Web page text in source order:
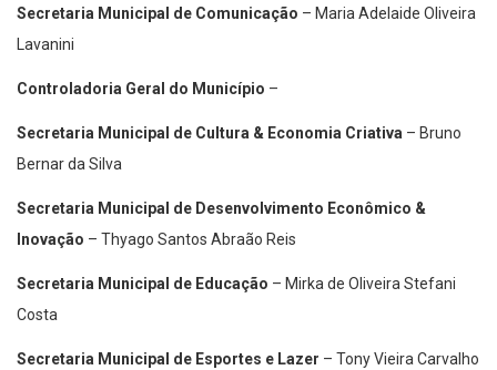
Secretaria Municipal de Comunicação – Maria Adelaide Oliveira
Lavanini
Controladoria Geral do Município –
Secretaria Municipal de Cultura & Economia Criativa – Bruno
Bernar da Silva
Secretaria Municipal de Desenvolvimento Econômico &
Inovação – Thyago Santos Abraão Reis
Secretaria Municipal de Educação – Mirka de Oliveira Stefani
Costa
Secretaria Municipal de Esportes e Lazer – Tony Vieira Carvalho